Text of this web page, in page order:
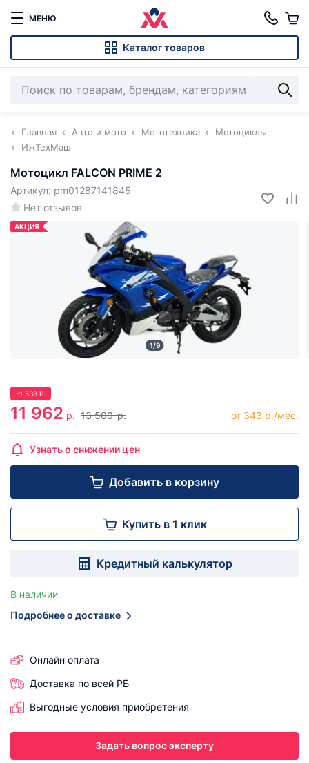
МЕНЮ
Каталог товаров
Главная Авто и мото Мототехника
Мотоциклы
ИжТехМаш
Мотоцикл FALCON PRIME 2
Нет отзывов
Артикул: pm01287141845
АКЦИЯ
1/9
-1 538 Р.
11 962 р. 13 500 р. от 343 р./мес.
Узнать о снижении цен
Добавить в корзину
Купить в 1 клик
Кредитный калькулятор
В наличии
Подробнее о доставке
Онлайн оплата
Доставка по всей РБ
Выгодные условия приобретения
Задать вопрос эксперту